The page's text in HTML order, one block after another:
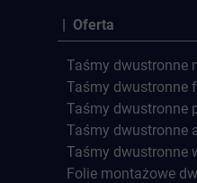
| Oferta
Taśmy dwustronne
Taśmy dwustronne
Taśmy dwustronne
Taśmy dwustronne
Taśmy dwustronne
Folie montażowe